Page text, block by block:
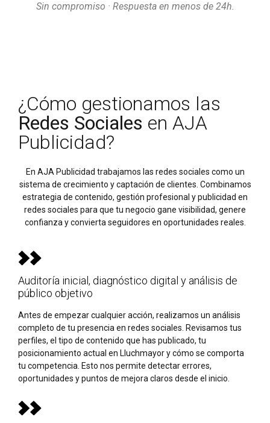
Sin compromiso · Respuesta en menos de 24h.
¿Cómo gestionamos las
Redes Sociales en AJA
Publicidad?
En AJA Publicidad trabajamos las redes sociales como un
sistema de crecimiento y captación de clientes. Combinamos
estrategia de contenido, gestión profesional y publicidad en
redes sociales para que tu negocio gane visibilidad, genere
confianza y convierta seguidores en oportunidades reales.
Auditoría inicial, diagnóstico digital y análisis de
público objetivo
Antes de empezar cualquier acción, realizamos un análisis
completo de tu presencia en redes sociales. Revisamos tus
perfiles, el tipo de contenido que has publicado, tu
posicionamiento actual en Lluchmayor y cómo se comporta
tu competencia. Esto nos permite detectar errores,
oportunidades y puntos de mejora claros desde el inicio.